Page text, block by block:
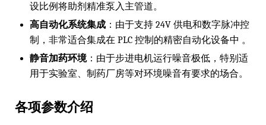
设比例将助剂精准泵入主管道。
高自动化系统集成 ：由于支持 24V 供电和数字脉冲控
制，非常适合集成在 PLC 控制的精密自动化设备中 。
静音加药环境：由于步进电机运行噪音极低，特别适
用于实验室、制药厂房等对环境噪音有要求的场合。
各项参数介绍